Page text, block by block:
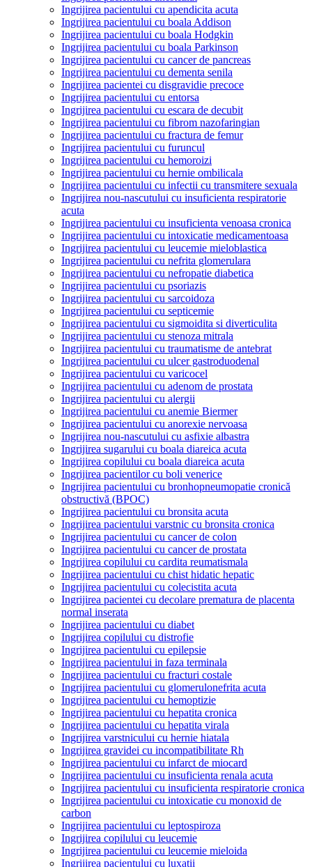
Ingrijirea pacientului cu apendicita acuta
Ingrijirea pacientului cu boala Addison
Ingrijirea pacientului cu boala Hodgkin
Ingrijirea pacientului cu boala Parkinson
Ingrijirea pacientului cu cancer de pancreas
Ingrijirea pacientului cu dementa senila
Ingrijirea pacientei cu disgravidie precoce
Ingrijirea pacientului cu entorsa
Ingrijirea pacientului cu escara de decubit
Ingrijirea pacientului cu fibrom nazofaringian
Ingrijirea pacientului cu fractura de femur
Ingrijirea pacientului cu furuncul
Ingrijirea pacientului cu hemoroizi
Ingrijirea pacientului cu hernie ombilicala
Ingrijirea pacientului cu infectii cu transmitere sexuala
Ingrijirea nou-nascutului cu insuficienta respiratorie
acuta
Ingrijirea pacientului cu insuficienta venoasa cronica
Ingrijirea pacientului cu intoxicatie medicamentoasa
Ingrijirea pacientului cu leucemie mieloblastica
Ingrijirea pacientului cu nefrita glomerulara
Ingrijirea pacientului cu nefropatie diabetica
Ingrijirea pacientului cu psoriazis
Ingrijirea pacientului cu sarcoidoza
Ingrijirea pacientului cu septicemie
Ingrijirea pacientului cu sigmoidita si diverticulita
Ingrijirea pacientului cu stenoza mitrala
Ingrijirea pacientului cu traumatisme de antebrat
Ingrijirea pacientului cu ulcer gastroduodenal
Ingrijirea pacientului cu varicocel
Ingrijirea pacientului cu adenom de prostata
Ingrijirea pacientului cu alergii
Ingrijirea pacientului cu anemie Biermer
Ingrijirea pacientului cu anorexie nervoasa
Ingrijirea nou-nascutului cu asfixie albastra
Ingrijirea sugarului cu boala diareica acuta
Ingrijirea copilului cu boala diareica acuta
Ingrijirea pacientilor cu boli venerice
Ingrijirea pacientului cu bronhopneumopatie cronică
obstructivă (BPOC)
Ingrijirea pacientului cu bronsita acuta
Ingrijirea pacientului varstnic cu bronsita cronica
Ingrijirea pacientului cu cancer de colon
Ingrijirea pacientului cu cancer de prostata
Ingrijirea copilului cu cardita reumatismala
Ingrijirea pacientului cu chist hidatic hepatic
Ingrijirea pacientului cu colecistita acuta
Ingrijirea pacientei cu decolare prematura de placenta
normal inserata
Ingrijirea pacientului cu diabet
Ingrijirea copilului cu distrofie
Ingrijirea pacientului cu epilepsie
Ingrijirea pacientului in faza terminala
Ingrijirea pacientului cu fracturi costale
Ingrijirea pacientului cu glomerulonefrita acuta
Ingrijirea pacientului cu hemoptizie
Ingrijirea pacientului cu hepatita cronica
Ingrijirea pacientului cu hepatita virala
Ingrijirea varstnicului cu hernie hiatala
Ingrijirea gravidei cu incompatibilitate Rh
Ingrijirea pacientului cu infarct de miocard
Ingrijirea pacientului cu insuficienta renala acuta
Ingrijirea pacientului cu insuficienta respiratorie cronica
Ingrijirea pacientului cu intoxicatie cu monoxid de
carbon
Ingrijirea pacientului cu leptospiroza
Ingrijirea copilului cu leucemie
Ingrijirea pacientului cu leucemie mieloida
Ingrijirea pacientului cu luxatii